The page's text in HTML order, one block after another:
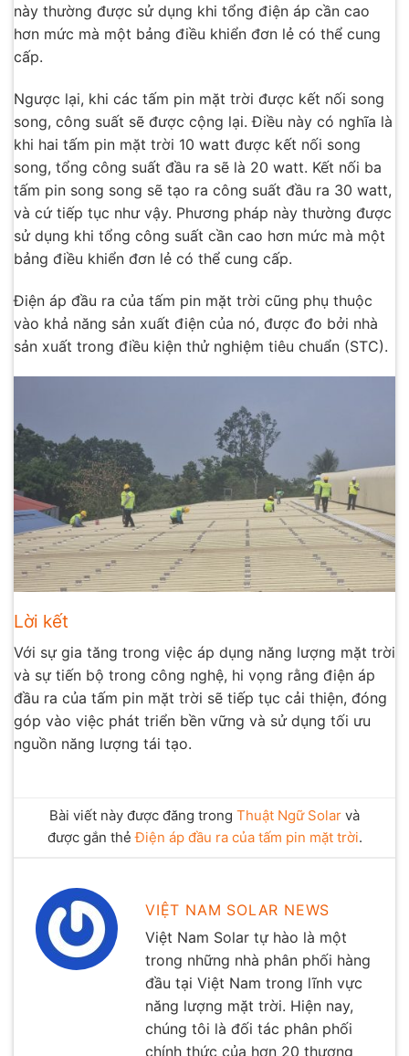
này thường được sử dụng khi tổng điện áp cần cao
hơn mức mà một bảng điều khiển đơn lẻ có thể cung
cấp.
Ngược lại, khi các tấm pin mặt trời được kết nối song
song, công suất sẽ được cộng lại. Điều này có nghĩa là
khi hai tấm pin mặt trời 10 watt được kết nối song
song, tổng công suất đầu ra sẽ là 20 watt. Kết nối ba
tấm pin song song sẽ tạo ra công suất đầu ra 30 watt,
và cứ tiếp tục như vậy. Phương pháp này thường được
sử dụng khi tổng công suất cần cao hơn mức mà một
bảng điều khiển đơn lẻ có thể cung cấp.
Điện áp đầu ra của tấm pin mặt trời cũng phụ thuộc
vào khả năng sản xuất điện của nó, được đo bởi nhà
sản xuất trong điều kiện thử nghiệm tiêu chuẩn (STC).
Lời kết
Với sự gia tăng trong việc áp dụng năng lượng mặt trời
và sự tiến bộ trong công nghệ, hi vọng rằng điện áp
đầu ra của tấm pin mặt trời sẽ tiếp tục cải thiện, đóng
góp vào việc phát triển bền vững và sử dụng tối ưu
nguồn năng lượng tái tạo.
Bài viết này được đăng trong Thuật Ngữ Solar và
được gắn thẻĐiện áp đầu ra của tấm pin mặt trời.
VIỆT NAM SOLAR NEWS
Việt Nam Solar tự hào là một
trong những nhà phân phối hàng
đầu tại Việt Nam trong lĩnh vực
năng lượng mặt trời. Hiện nay,
chúng tôi là đối tác phân phối
chính thức của hơn 20 thương